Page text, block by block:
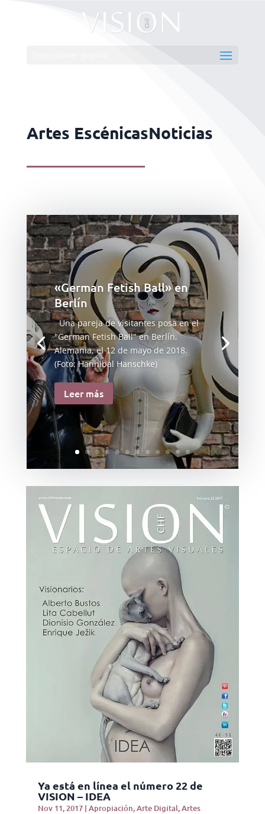
Artes EscénicasNoticias
«German Fetish Ball» en
Berlín
Una pareja de visitantes posa en el
"German Fetish Ball" en Berlín,
Alemania, el 12 de mayo de 2018.
(Foto: Hannibal Hanschke)
Leer más
Ya está en línea el número 22 de
VISION – IDEA
Nov 11, 2017| Apropiación,Arte Digital,Artes